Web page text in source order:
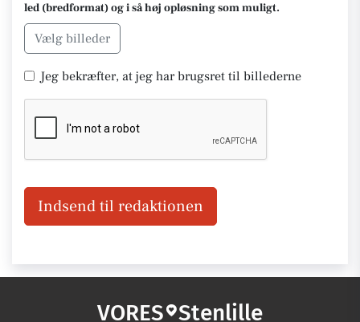
led (bredformat) og i så høj opløsning som muligt.
Vælg billeder
Jeg bekræfter, at jeg har brugsret til billederne
Indsend til redaktionen
VORES Stenlille